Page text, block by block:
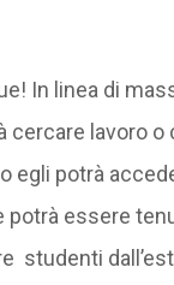
In linea di
cercare lavoro o
egli potrà
potrà essere
studenti